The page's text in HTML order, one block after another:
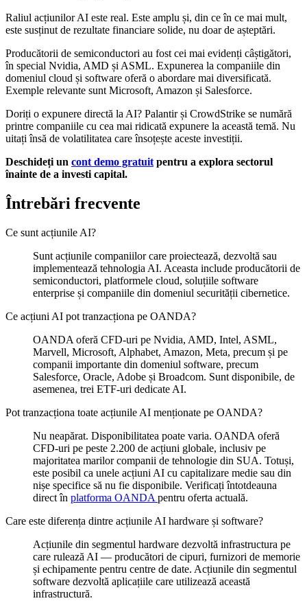
Raliul acțiunilor AI este real. Este amplu și, din ce în ce mai mult,
este susținut de rezultate financiare solide, nu doar de așteptări.
Producătorii de semiconductori au fost cei mai evidenți câștigători,
în special Nvidia, AMD și ASML. Expunerea la companiile din
domeniul cloud și software oferă o abordare mai diversificată.
Exemple relevante sunt Microsoft, Amazon și Salesforce.
Doriți o expunere directă la AI? Palantir și CrowdStrike se numără
printre companiile cu cea mai ridicată expunere la această temă. Nu
uitați însă de volatilitatea care însoțește aceste investiții.
Deschideți un cont demo gratuit pentru a explora sectorul
înainte de a investi capital.
Întrebări frecvente
Ce sunt acțiunile AI?
Sunt acțiunile companiilor care proiectează, dezvoltă sau
implementează tehnologia AI. Aceasta include producătorii de
semiconductori, platformele cloud, soluțiile software
enterprise și companiile din domeniul securității cibernetice.
Ce acțiuni AI pot tranzacționa pe OANDA?
OANDA oferă CFD-uri pe Nvidia, AMD, Intel, ASML,
Marvell, Microsoft, Alphabet, Amazon, Meta, precum și pe
companii importante din domeniul software, precum
Salesforce, Oracle, Adobe și Broadcom. Sunt disponibile, de
asemenea, trei ETF-uri dedicate AI.
Pot tranzacționa toate acțiunile AI menționate pe OANDA?
Nu neapărat. Disponibilitatea poate varia. OANDA oferă
CFD-uri pe peste 2.200 de acțiuni globale, inclusiv pe
majoritatea marilor companii de tehnologie din SUA. Totuși,
este posibil ca unele acțiuni AI cu capitalizare medie sau din
nișe specifice să nu fie disponibile. Verificați întotdeauna
direct în platforma OANDA pentru oferta actuală.
Care este diferența dintre acțiunile AI hardware și software?
Acțiunile din segmentul hardware dezvoltă infrastructura pe
care rulează AI — producători de cipuri, furnizori de memorie
și echipamente pentru centre de date. Acțiunile din segmentul
software dezvoltă aplicațiile care utilizează această
infrastructură.